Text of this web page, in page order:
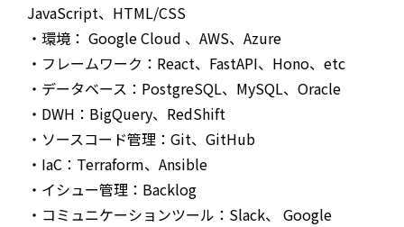
JavaScript、HTML/CSS
・環境： Google Cloud 、AWS、Azure
・フレームワーク：React、FastAPI、Hono、etc
・データベース：PostgreSQL、MySQL、Oracle
・DWH：BigQuery、RedShift
・ソースコード管理：Git、GitHub
・IaC：Terraform、Ansible
・イシュー管理：Backlog
・コミュニケーションツール：Slack、 Google